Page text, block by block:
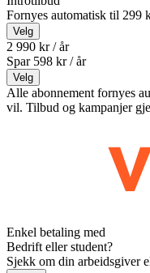
Fornyes automatisk til 299
Velg
2 990 kr / år
Spar 598 kr /år
Velg
Alle abonnement fornyes
vil. Tilbud og kampanjer
Enkel betaling med
Bedrift eller student?
Sjekk om din arbeidsgiver